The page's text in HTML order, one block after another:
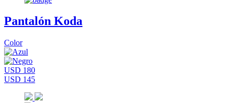
Pantalón Koda
Color
USD 180
USD 145